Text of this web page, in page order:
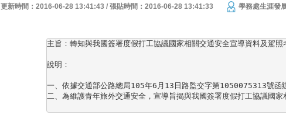
更新時間：2016-06-28 13:41:43 / 張貼時間：2016-06-28 13:41:33 學務處生涯發
主旨：轉知與我國簽署度假打工協議國家相關交通安全宣導資料及駕照
說明：
一、依據交通部公路總局105年6月13日路監交字第1050075313號函
二、為維護青年旅外交通安全，宣導旨揭與我國簽署度假打工協議